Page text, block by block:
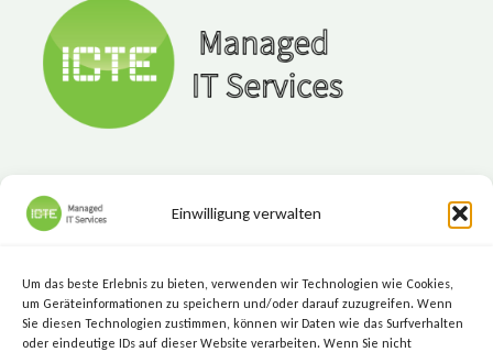
Einwilligung verwalten
Um das beste Erlebnis zu bieten, verwenden wir Technologien wie Cookies,
um Geräteinformationen zu speichern und/oder darauf zuzugreifen. Wenn
Sie diesen Technologien zustimmen, können wir Daten wie das Surfverhalten
oder eindeutige IDs auf dieser Website verarbeiten. Wenn Sie nicht
ÜR K
MU –
L
ANGFRISTIGE V
ORTEILE F
Marktgasse 7, 8720 Knittelfeld
+43 (3512) 209 00
info@icte.biz